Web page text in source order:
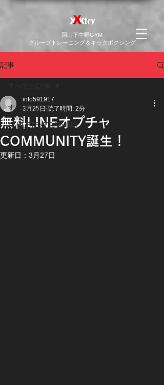
​岡山下中野GYM
グループトレーニング＆キックボクシング
記事
すべての記事
ATHLETE×TRAINING
無料LINEオプチャ
COMMUNITY誕生！
info591917
3月25日 読了時間: 2分
更新日： 3月27日